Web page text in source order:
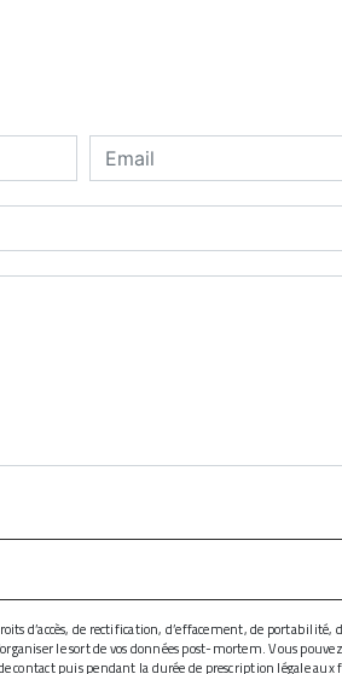
d’accès, de rectification, d’effacement, de portabilité,
le sort de vos données post-mortem. Vous pouvez
contact puis pendant la durée de prescription légale aux